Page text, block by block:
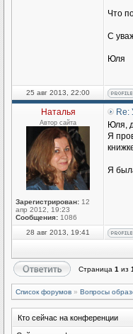
Что
С
Юля
25 авг 2013, 22:00
Наталья
Автор сайта
Зарегистрирован: 12
апр 2012, 19:23
Сообщения: 1086
Re:
Юля,
Я
Я
28 авг 2013, 19:41
Страница 1 из 1
Список форумов » Вопросы
Кто сейчас на конференции